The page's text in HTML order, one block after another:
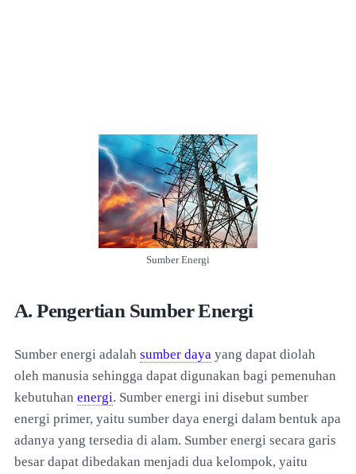
Sumber Energi
A. Pengertian Sumber Energi
Sumber energi adalah sumber daya yang dapat diolah
oleh manusia sehingga dapat digunakan bagi pemenuhan
kebutuhan energi. Sumber energi ini disebut sumber
energi primer, yaitu sumber daya energi dalam bentuk apa
adanya yang tersedia di alam. Sumber energi secara garis
besar dapat dibedakan menjadi dua kelompok, yaitu